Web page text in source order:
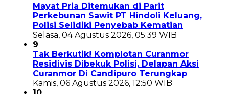
Mayat Pria Ditemukan di Parit
Perkebunan Sawit PT Hindoli Keluang,
Polisi Selidiki Penyebab Kematian
Selasa, 04 Agustus 2026, 05:39 WIB
9
Tak Berkutik! Komplotan Curanmor
Residivis Dibekuk Polisi, Delapan Aksi
Curanmor Di Candipuro Terungkap
Kamis, 06 Agustus 2026, 12:50 WIB